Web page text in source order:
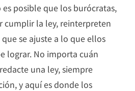
posible que los burócratas,
cumplir la ley, reinterpreten
se ajuste a lo que ellos
lograr. No importa cuán
una ley, siempre
y aquí es donde los